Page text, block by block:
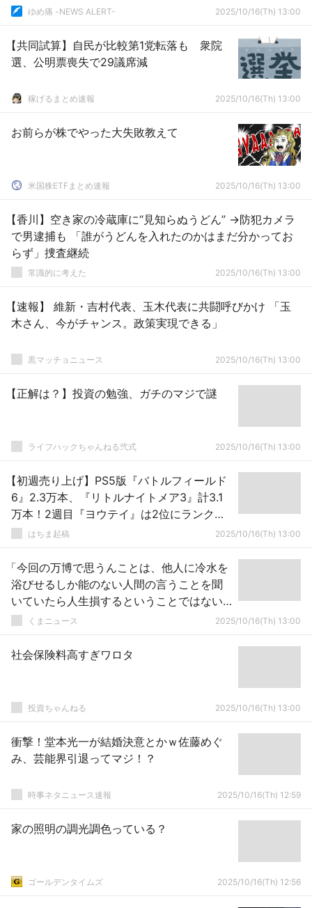
ゆめ痛 -NEWS ALERT- 2025/10/16(Th) 13:00
【共同試算】自民が比較第1党転落も 衆院
選、公明票喪失で29議席減
稼げるまとめ速報 2025/10/16(Th) 13:00
お前らが株でやった大失敗教えて
米国株ETFまとめ速報 2025/10/16(Th) 13:00
【香川】空き家の冷蔵庫に“見知らぬうどん” →防犯カメラ
で男逮捕も 「誰がうどんを入れたのかはまだ分かってお
らず」捜査継続
常識的に考えた 2025/10/16(Th) 13:00
【速報】 維新・吉村代表、玉木代表に共闘呼びかけ 「玉
木さん、今がチャンス。政策実現できる」
黒マッチョニュース 2025/10/16(Th) 13:00
【正解は？】投資の勉強、ガチのマジで謎
ライフハックちゃんねる弐式 2025/10/16(Th) 13:00
【初週売り上げ】PS5版『バトルフィールド
6』2.3万本、『リトルナイトメア3』計3.1
万本！2週目『ヨウテイ』は2位にランクイ
ン はちま起稿 2025/10/16(Th) 13:00
「今回の万博で思うんことは、他人に冷水を
浴びせるしか能のない人間の言うことを聞
いていたら人生損するということではない
だろうか？」
くまニュース 2025/10/16(Th) 13:00
社会保険料高すぎワロタ
投資ちゃんねる 2025/10/16(Th) 13:00
衝撃！堂本光一が結婚決意とかｗ佐藤めぐ
み、芸能界引退ってマジ！？
時事ネタニュース速報 2025/10/16(Th) 12:59
家の照明の調光調色っている？
ゴールデンタイムズ 2025/10/16(Th) 12:56